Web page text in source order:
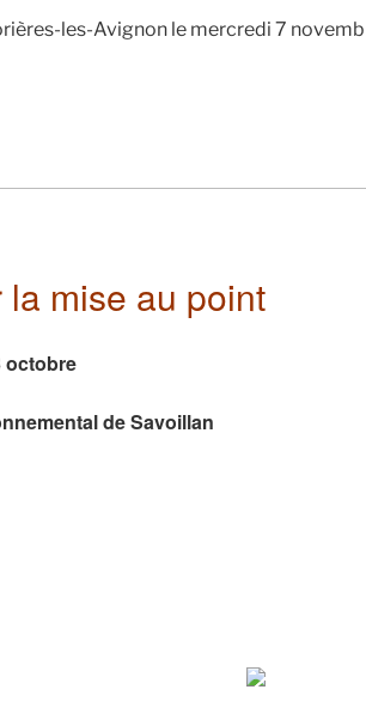
les-Avignon le mercredi 7
mise au point
octobre
de Savoillan